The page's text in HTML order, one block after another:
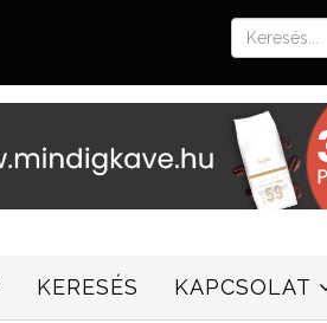
KERESÉS KAPCSOLAT